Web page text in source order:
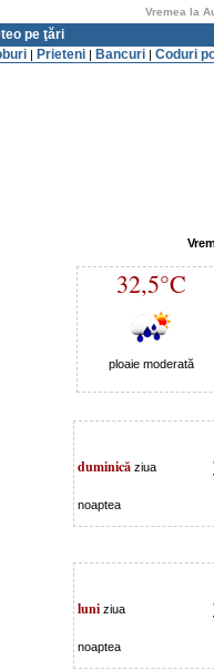
Vremea la
pe ţări
| Prieteni | Bancuri | Coduri
32,5°C
ploaie moderată
duminică ziua
noaptea
luni ziua
noaptea